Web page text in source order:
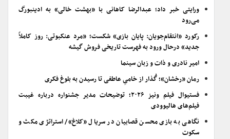
ورایتی خبر داد؛ عبدالرضا کاهانی با «بهشت خالی» به ادینبورگ
می‌رود
رکورد «انتقام‌جویان: پایان بازی» شکست؛ «مرد عنکبوتی: روز کاملاً
جدید» درحال ورود به فهرست تاریخی فروش گیشه
امیر نادری و ذات و زبان سینما
رمان «رخشان»؛ گُذار از خامیِ عاطفی تا رسیدن به بلوغ فکری
فستیوال فیلم ونیز ۲۰۲۶؛ توضیحات مدیر جشنواره درباره غیبت
فیلم‌های هالیوودی
نگاهی به بازی محسن قصابیان در سریال «کلاغ»/ استراتژی مکث و
سکوت